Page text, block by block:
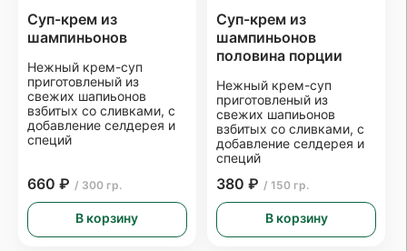
Суп-крем из
шампиньонов
Нежный крем-суп
приготовленый из
свежих шапиьонов
взбитых со сливками, с
добавление селдерея и
специй
660 ₽ / 300 гр.
В корзину
Суп-крем из
шампиньонов
половина порции
Нежный крем-суп
приготовленый из
свежих шапиьонов
взбитых со сливками, с
добавление селдерея и
специй
380 ₽ / 150 гр.
В корзину